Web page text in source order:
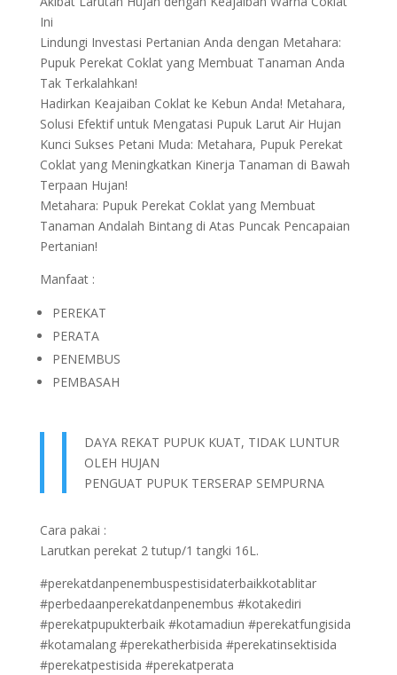
Ini
Lindungi Investasi Pertanian Anda dengan Metahara:
Pupuk Perekat Coklat yang Membuat Tanaman Anda
Tak Terkalahkan!
Hadirkan Keajaiban Coklat ke Kebun Anda! Metahara,
Solusi Efektif untuk Mengatasi Pupuk Larut Air Hujan
Kunci Sukses Petani Muda: Metahara, Pupuk Perekat
Coklat yang Meningkatkan Kinerja Tanaman di Bawah
Terpaan Hujan!
Metahara: Pupuk Perekat Coklat yang Membuat
Tanaman Andalah Bintang di Atas Puncak Pencapaian
Pertanian!
Manfaat :
PEREKAT
PERATA
PENEMBUS
PEMBASAH
DAYA REKAT PUPUK KUAT, TIDAK LUNTUR
OLEH HUJAN
PENGUAT PUPUK TERSERAP SEMPURNA
Cara pakai :
Larutkan perekat 2 tutup/1 tangki 16L.
#perekatdanpenembuspestisidaterbaikkotablitar
#perbedaanperekatdanpenembus #kotakediri
#perekatpupukterbaik #kotamadiun #perekatfungisida
#kotamalang #perekatherbisida #perekatinsektisida
#perekatpestisida #perekatperata